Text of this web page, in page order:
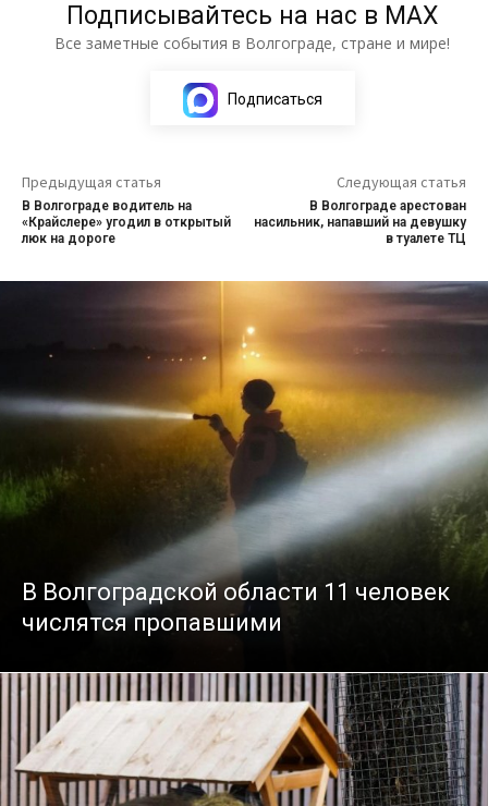
Подписывайтесь на нас в МАХ
Все заметные события в Волгограде, стране и мире!
Подписаться
Предыдущая статья
В Волгограде водитель на
«Крайслере» угодил в открытый
люк на дороге
Следующая статья
В Волгограде арестован
насильник, напавший на девушку
в туалете ТЦ
В Волгоградской области 11 человек
числятся пропавшими